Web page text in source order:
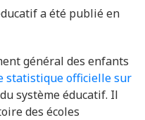
a été publié en
général des enfants
statistique officielle sur
système éducatif. Il
des écoles